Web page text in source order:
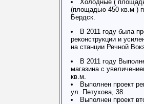
Холодные (
(площадью 450 кв.м )
Бердск.
В 2011 году была
реконструкции и
на станции Речной
В 2011 году
магазина с
кв.м.
Выполнен проект
ул. Петухова, 38.
Выполнен проект